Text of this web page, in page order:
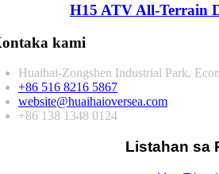
H15 ATV All-Terrain
kami
Huaihai-Zongshen Industrial Park,
+86 516 8216 5867
website@huaihaioversea.com
+86 138 1348 0124
Listahan sa